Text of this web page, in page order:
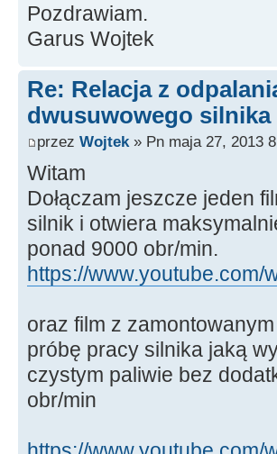
Pozdrawiam.
Garus Wojtek
Re: Relacja z
dwusuwowego silnika
przez Wojtek» Pn maja 27, 2013
Witam
Dołączam jeszcze jeden
silnik i otwiera
ponad 9000 obr/min.
https://www.youtube.com/
oraz film z
próbę pracy silnika jaką
czystym paliwie bez
obr/min